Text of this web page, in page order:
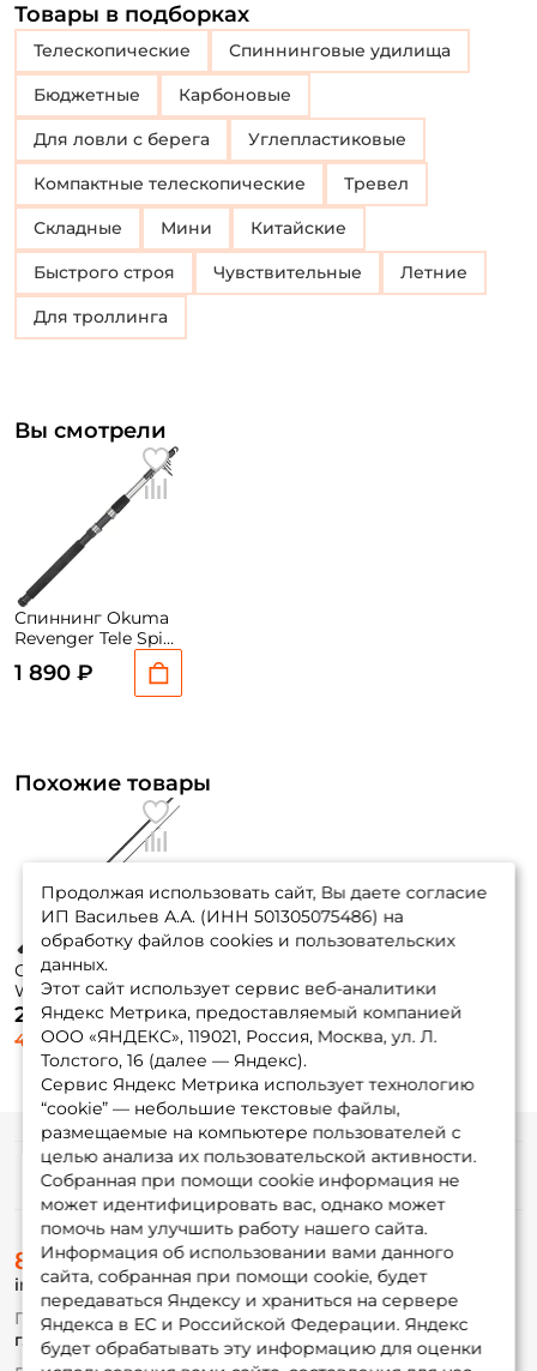
Товары в подборках
Телескопические Спиннинговые удилища
Бюджетные Карбоновые
Для ловли с берега Углепластиковые
Компактные телескопические Тревел
Складные Мини Китайские
Быстрого строя Чувствительные Летние
Для троллинга
Вы смотрели
Спиннинг Okuma
Revenger Tele Spin
220гр. fast / RV-S-
1 890 ₽
Похожие товары
Спиннинг Okuma
Wave Power Spin
9'0'' 274cm 20-50гр
2 540 ₽
4 230 ₽
Продолжая использовать сайт, Вы даете согласие
ИП Васильев А.А. (ИНН 501305075486) на
обработку файлов cookies и пользовательских
данных.
Этот сайт использует сервис веб-аналитики
Яндекс Метрика, предоставляемый компанией
ООО «ЯНДЕКС», 119021, Россия, Москва, ул. Л.
Толстого, 16 (далее — Яндекс).
Сервис Яндекс Метрика использует технологию
“cookie” — небольшие текстовые файлы,
размещаемые на компьютере пользователей с
целью анализа их пользовательской активности.
Собранная при помощи cookie информация не
может идентифицировать вас, однако может
помочь нам улучшить работу нашего сайта.
Информация об использовании вами данного
сайта, собранная при помощи cookie, будет
передаваться Яндексу и храниться на сервере
Яндекса в ЕС и Российской Федерации. Яндекс
будет обрабатывать эту информацию для оценки
Информация
О магазине
Доставка
Оплата
Fox-bonus
Гуру
8 (495) 532-77-88
info@foxfishing.ru
По вопросам с заказом
г. Москва, ул. Плеханова д.7